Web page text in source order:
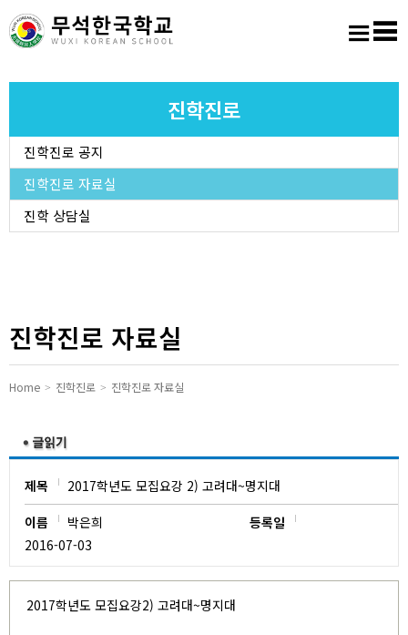
홈로그인회원가입사이트맵
교육마당
알림마당
학교도서실
진학진로
진학진로 공지
진학진로 자료실
진학 상담실
진학진로 자료실
Home 진학진로 진학진로 자료실
제목
2017학년도 모집요강 2) 고려대~명지대
이름
박은희
등록일
2016-07-03
2017학년도 모집요강2) 고려대~명지대